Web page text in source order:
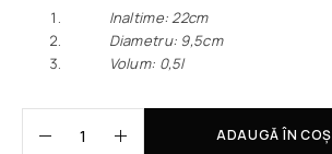
Inaltime: 22сm
Diametru: 9,5сm
Volum: 0,5l
ADAUGĂ ÎN COȘ